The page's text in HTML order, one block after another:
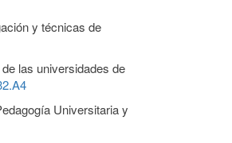
y técnicas de
las universidades de
Universitaria y